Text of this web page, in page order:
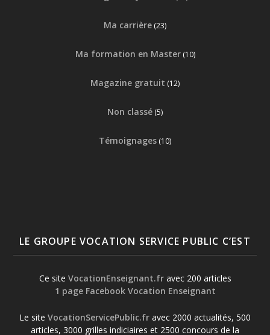
Ma carrière (23)
Ma formation en Master(10)
Magazine gratuit (12)
Non classé (5)
Témoignages (10)
LE GROUPE VOCATION SERVICE PUBLIC C’EST
Ce site VocationEnseignant.fravec 200 articles
1 page Facebook Vocation Enseignant
Le site VocationServicePublic.fr avec 2000 actualités, 500
articles, 3000 grilles indiciaires et 2500 concours de la